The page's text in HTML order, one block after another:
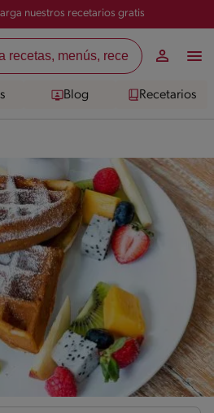
nuestros recetarios gratis
Blog Recetarios